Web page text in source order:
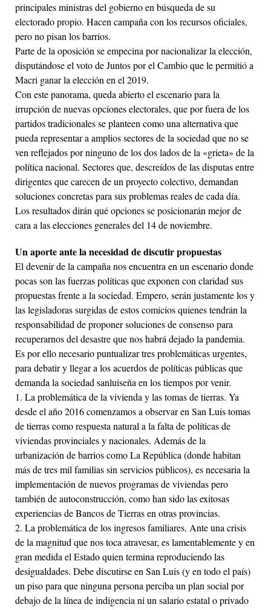
principales ministras del gobierno en búsqueda de su
electorado propio. Hacen campaña con los recursos oficiales,
pero no pisan los barrios.
Parte de la oposición se empecina por nacionalizar la elección,
disputándose el voto de Juntos por el Cambio que le permitió a
Macri ganar la elección en el 2019.
Con este panorama, queda abierto el escenario para la
irrupción de nuevas opciones electorales, que por fuera de los
partidos tradicionales se planteen como una alternativa que
pueda representar a amplios sectores de la sociedad que no se
ven reflejados por ninguno de los dos lados de la «grieta» de la
política nacional. Sectores que, descreídos de las disputas entre
dirigentes que carecen de un proyecto colectivo, demandan
soluciones concretas para sus problemas reales de cada día.
Los resultados dirán qué opciones se posicionarán mejor de
cara a las elecciones generales del 14 de noviembre.
Un aporte ante la necesidad de discutir propuestas
El devenir de la campaña nos encuentra en un escenario donde
pocas son las fuerzas políticas que exponen con claridad sus
propuestas frente a la sociedad. Empero, serán justamente los y
las legisladoras surgidas de estos comicios quienes tendrán la
responsabilidad de proponer soluciones de consenso para
recuperarnos del desastre que nos habrá dejado la pandemia.
Es por ello necesario puntualizar tres problemáticas urgentes,
para debatir y llegar a los acuerdos de políticas públicas que
demanda la sociedad sanluiseña en los tiempos por venir.
1. La problemática de la vivienda y las tomas de tierras. Ya
desde el año 2016 comenzamos a observar en San Luis tomas
de tierras como respuesta natural a la falta de políticas de
viviendas provinciales y nacionales. Además de la
urbanización de barrios como La República (donde habitan
más de tres mil familias sin servicios públicos), es necesaria la
implementación de nuevos programas de viviendas pero
también de autoconstrucción, como han sido las exitosas
experiencias de Bancos de Tierras en otras provincias.
2. La problemática de los ingresos familiares. Ante una crisis
de la magnitud que nos toca atravesar, es lamentablemente y en
gran medida el Estado quien termina reproduciendo las
desigualdades. Debe discutirse en San Luis (y en todo el país)
un piso para que ninguna persona perciba un plan social por
debajo de la línea de indigencia ni un salario estatal o privado